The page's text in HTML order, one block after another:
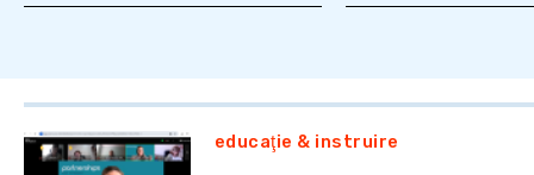
educaţie & instruire